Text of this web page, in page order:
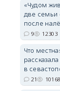
«Чудом
две семьи
после
9 12303
Что
в
21 10168